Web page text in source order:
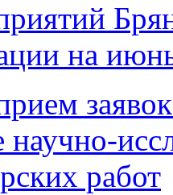
на
научно-
работ